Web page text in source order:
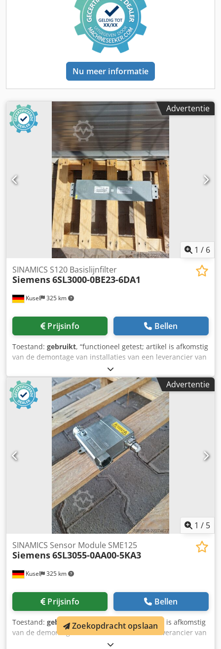
Montage: Direct op de motor of in de buurt van de
machine (gedecentraliseerde montage)
Toepassingsgebied: Besturing van driefasenmotoren in
industriële automatiseringsinstallaties
Nu meer informatie
Advertentie
1 / 6
Kusel 325 km
SINAMICS S120 Basislijnfilter
Siemens6SL3000-0BE23-6DA1
Prijsinfo Bellen
Toestand: gebruikt, “functioneel getest; artikel is afkomstig
van de demontage van installaties van een leverancier van
de auto-industrie” Aantal stuks: 5 beschikbaar Fabrikant:
Siemens Type: 6SL3000-0BE23-6DA1 Serie: SINAMICS S120
Categorie: Basic Line Filter Toepassing: vermindering van
door de leidingen veroorzaakte storingen (EMC), naleving
van netwerkinvloedslimieten volgens EN-normen Nominale
stroom: 23 A Spanning: 400 V AC Frequentiebereik: 50/60
Hz Cjdpfx Aszm Ik Ushasha
Advertentie
1 / 5
Kusel 325 km
SINAMICS Sensor Module SME125
Siemens6SL3055-0AA00-5KA3
Prijsinfo Bellen
Toestand: gebruikt, functioneel getest; artikel is afkomstig
van de demontage van installaties van een leverancier van
de auto-industrie. Aantal stuks: 3 beschikbaar Fabrikant:
Zoekopdracht opslaan